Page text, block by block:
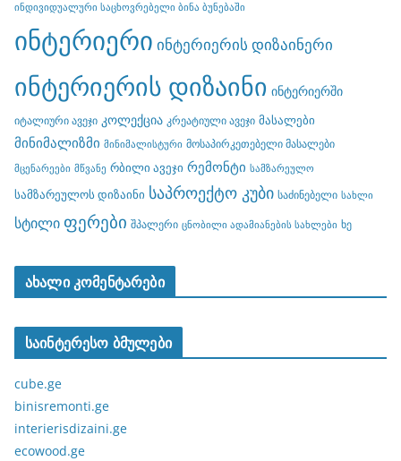
ინდივიდუალური საცხოვრებელი ბინა ბუნებაში
ინტერიერი ინტერიერის დიზაინერი
ინტერიერის დიზაინი ინტერიერში
იტალიური ავეჯი კოლექცია კრეატიული ავეჯი მასალები
მინიმალიზმი მინიმალისტური მოსაპირკეთებელი მასალები
მცენარეები მწვანე რბილი ავეჯი რემონტი სამზარეულო
სამზარეულოს დიზაინი საპროექტო კუბი საძინებელი სახლი
სტილი ფერები შპალერი ცნობილი ადამიანების სახლები ხე
ახალი კომენტარები
საინტერესო ბმულები
cube.ge
binisremonti.ge
interierisdizaini.ge
ecowood.ge